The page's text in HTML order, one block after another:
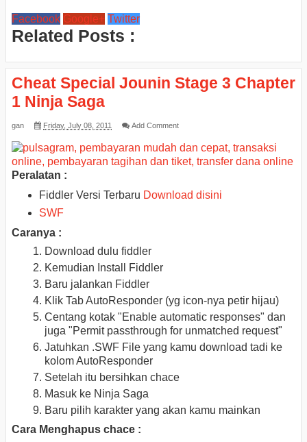
Facebook Google+ Twitter
Related Posts :
Cheat Special Jounin Stage 3 Chapter
1 Ninja Saga
gan Friday, July 08, 2011 Add Comment
Peralatan :
Fiddler Versi Terbaru Download disini
SWF
Caranya :
Download dulu fiddler
Kemudian Install Fiddler
Baru jalankan Fiddler
Klik Tab AutoResponder (yg icon-nya petir hijau)
Centang kotak "Enable automatic responses" dan
juga "Permit passthrough for unmatched request"
Jatuhkan .SWF File yang kamu download tadi ke
kolom AutoResponder
Setelah itu bersihkan chace
Masuk ke Ninja Saga
Baru pilih karakter yang akan kamu mainkan
Cara Menghapus chace :